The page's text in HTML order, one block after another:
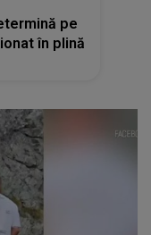
pe
în plină